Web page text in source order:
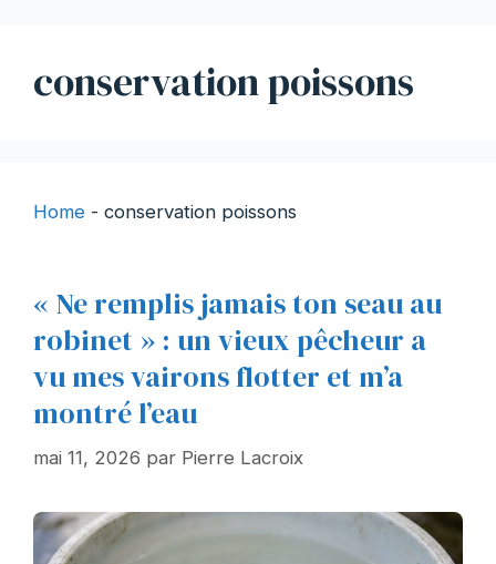
conservation poissons
Home - conservation poissons
« Ne remplis jamais ton seau au
robinet » : un vieux pêcheur a
vu mes vairons flotter et m’a
montré l’eau
mai 11, 2026 par Pierre Lacroix